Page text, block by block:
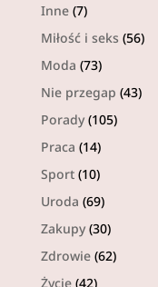
Inne(7)
Miłość i seks (56)
Moda (73)
Nie przegap (43)
Porady(105)
Praca (14)
Sport(10)
Uroda (69)
Zakupy(30)
Zdrowie(62)
Życie(42)